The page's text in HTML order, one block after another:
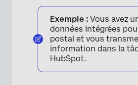
Exemple : Vous avez
données intégrées
postal et vous
information dans la
HubSpot.